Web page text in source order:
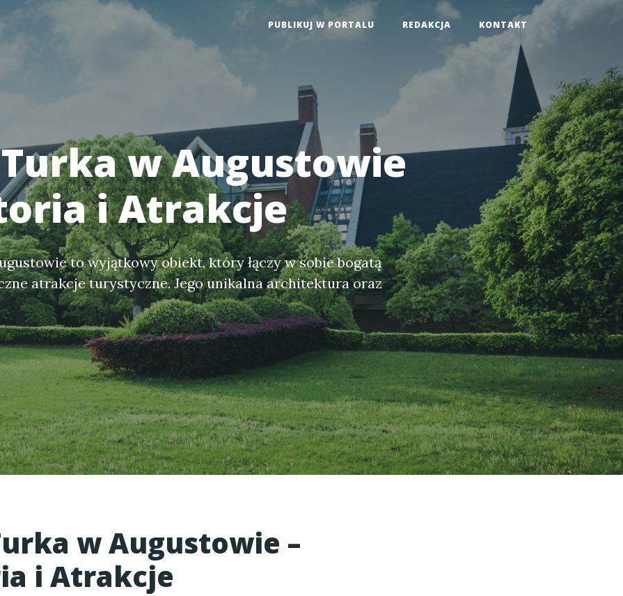
PUBLIKUJ W PORTALU REDAKCJA KONTAKT
w Augustowie
i Atrakcje
to wyjątkowy obiekt, który łączy w sobie bogatą
atrakcje turystyczne. Jego unikalna architektura oraz
w Augustowie –
i Atrakcje